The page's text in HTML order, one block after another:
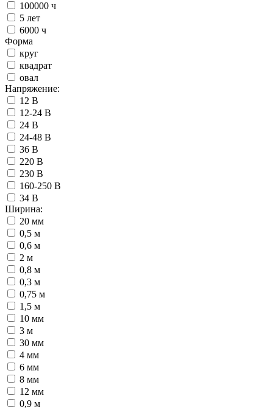
100000 ч
5 лет
6000 ч
Форма
круг
квадрат
овал
Напряжение:
12 В
12-24 В
24 В
24-48 В
36 В
220 В
230 В
160-250 В
34 В
Ширина:
20 мм
0,5 м
0,6 м
2 м
0,8 м
0,3 м
0,75 м
1,5 м
10 мм
3 м
30 мм
4 мм
6 мм
8 мм
12 мм
0,9 м